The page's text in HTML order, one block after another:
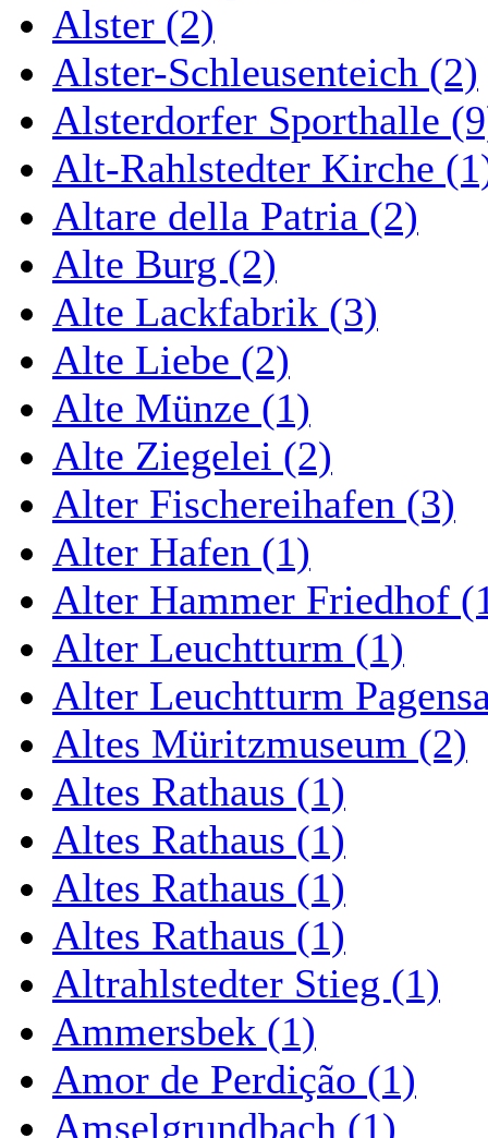
Alster (2)
Alster-Schleusenteich (2)
Alsterdorfer Sporthalle
Alt-Rahlstedter Kirche
Altare della Patria (2)
Alte Burg (2)
Alte Lackfabrik (3)
Alte Liebe (2)
Alte Münze (1)
Alte Ziegelei (2)
Alter Fischereihafen (3)
Alter Hafen (1)
Alter Hammer Friedhof
Alter Leuchtturm (1)
Alter Leuchtturm
Altes Müritzmuseum (2)
Altes Rathaus (1)
Altes Rathaus (1)
Altes Rathaus (1)
Altes Rathaus (1)
Altrahlstedter Stieg (1)
Ammersbek (1)
Amor de Perdição (1)
Amselgrundbach (1)